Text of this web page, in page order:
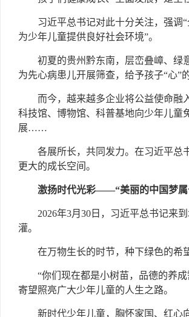
习近平总书记对此十分关注，强调
为少年儿童提供良好社会环境”。
初夏的贵州黔东南，层峦叠嶂、绿
为先心病患儿开展筛查，给予孩子“心”
而今，越来越多企业将公益使命融
科技馆、博物馆、科普基地向少年儿童
展……
各展所长，共同发力。在习近平总
更大的成长空间。
激扬时代光彩——“美丽的中国梦属
2026年3月30日，习近平总书记来
灌。
在万物生长的时节，种下绿色的希
“你们现在都是小树苗，品德的养
寄望照亮广大少年儿童的人生之路。
新时代少年儿童，胸怀家国、红心